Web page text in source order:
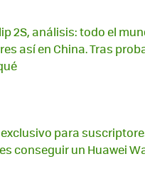
2S, análisis: todo el
así en China. Tras
para
conseguir un Huawei